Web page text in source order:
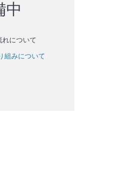
中
れについて
組みについて